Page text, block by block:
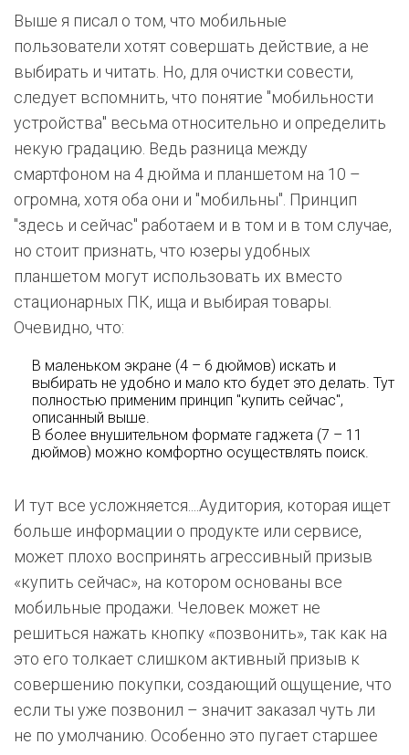
Выше я писал о том, что мобильные
пользователи хотят совершать действие, а не
выбирать и читать. Но, для очистки совести,
следует вспомнить, что понятие "мобильности
устройства" весьма относительно и определить
некую градацию. Ведь разница между
смартфоном на 4 дюйма и планшетом на 10 –
огромна, хотя оба они и "мобильны". Принцип
"здесь и сейчас" работаем и в том и в том случае,
но стоит признать, что юзеры удобных
планшетом могут использовать их вместо
стационарных ПК, ища и выбирая товары.
Очевидно, что:
В маленьком экране (4 – 6 дюймов) искать и
выбирать не удобно и мало кто будет это делать. Тут
полностью применим принцип "купить сейчас",
описанный выше.
В более внушительном формате гаджета (7 – 11
дюймов) можно комфортно осуществлять поиск.
И тут все усложняется....Аудитория, которая ищет
больше информации о продукте или сервисе,
может плохо воспринять агрессивный призыв
«купить сейчас», на котором основаны все
мобильные продажи. Человек может не
решиться нажать кнопку «позвонить», так как на
это его толкает слишком активный призыв к
совершению покупки, создающий ощущение, что
если ты уже позвонил – значит заказал чуть ли
не по умолчанию. Особенно это пугает старшее